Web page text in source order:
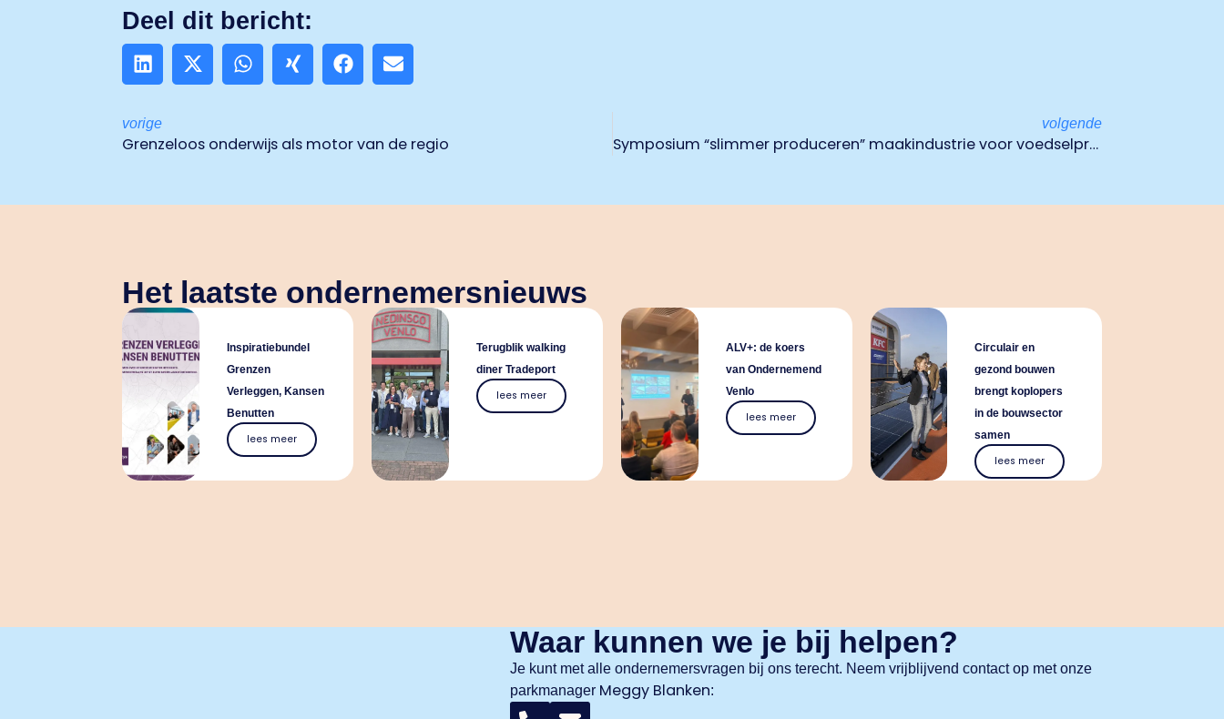
Deel dit bericht:
vorige
Grenzeloos onderwijs als motor van de regio
volgende
Symposium “slimmer produceren” maakindustrie voor voedselproductie
Het laatste ondernemersnieuws
Inspiratiebundel
Grenzen
Verleggen, Kansen
Benutten
lees meer
Terugblik walking
diner Tradeport
lees meer
ALV+: de koers
van Ondernemend
Venlo
lees meer
Circulair en
gezond bouwen
brengt koplopers
in de bouwsector
samen
lees meer
Waar kunnen we je bij helpen?
Je kunt met alle ondernemersvragen bij ons terecht. Neem vrijblijvend contact op met onze
parkmanager Meggy Blanken: